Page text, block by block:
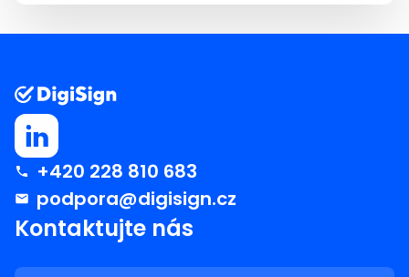
Ano. Funguje tak např. Uniqua pojišťovna.
+420 228 810 683
podpora@digisign.cz
Kontaktujte nás